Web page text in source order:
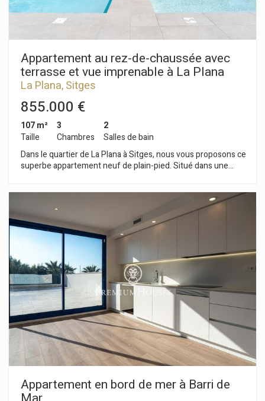
Appartement au rez-de-chaussée avec
terrasse et vue imprenable à La Plana
La Plana, Sitges
855.000 €
107 m²
Taille
3
Chambres
2
Salles de bain
Dans le quartier de La Plana à Sitges, nous vous proposons ce
superbe appartement neuf de plain-pied. Situé dans une
chaussée se compose d'une pièce de vie lumineuse avec un
séjour/salle à manger et une cuisine séparée. Ces deux
pièces ont accès à une terrasse donnant sur le jardin.
L'espace nuit comprend trois chambres : une chambre simple
et deux chambres doubles, dont une avec salle de bains
privative et placards intégrés. Cette dernière dispose
également d'un accès à une terrasse. Deux salles de bains
complètes desservent le rez-de-chaussée et les autres
chambres. La terrasse arrière du rez-de-chaussée a un accès
direct au jardin commun et à la piscine. L'appartement
comprend également une cave. Le quartier de La Plana à
Sitges est un quartier résidentiel calme, proche des
commerces et services essentiels, et à quelques pas du
centre-ville.
Appartement en bord de mer à Barri de